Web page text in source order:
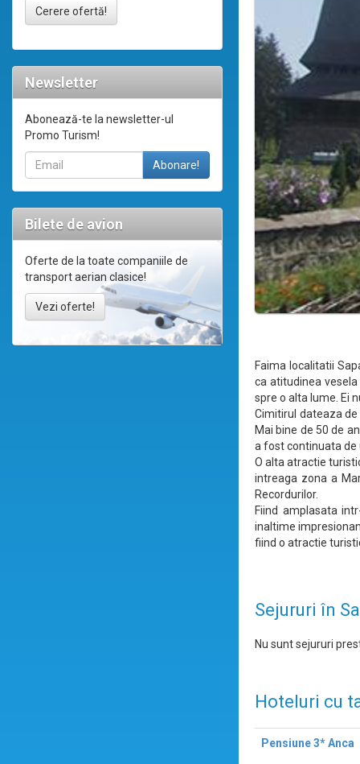
Cerere ofertă!
Newsletter
Abonează-te la newsletter-ul
Promo Turism!
Bilete de avion
Oferte de la toate companiile de
transport aerian clasice!
Vezi oferte!
Faima localitatii
ca atitudinea
spre o alta lume. Ei
Cimitirul dateaza
Mai bine de 50 de
a fost continuata de
O alta atractie
intreaga zona a
Recordurilor.
Fiind amplasata
inaltime
fiind o atractie
Sejururi în
Nu sunt sejururi
Hoteluri cu
Pensiune 3* Anca